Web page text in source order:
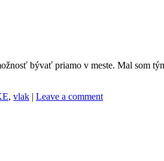
bývať priamo v meste. Mal som
, vlak | Leave a comment